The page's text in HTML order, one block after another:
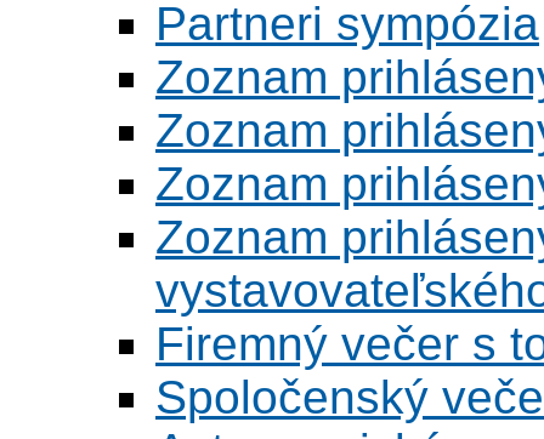
Partneri sympózia
Zoznam
Zoznam
Zoznam
Zoznam
Firemný večer s
Spoločenský